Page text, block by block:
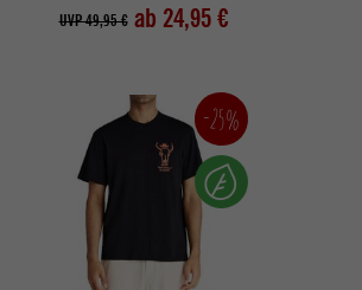
UVP 49,95 € ab 24,95 €
-25%